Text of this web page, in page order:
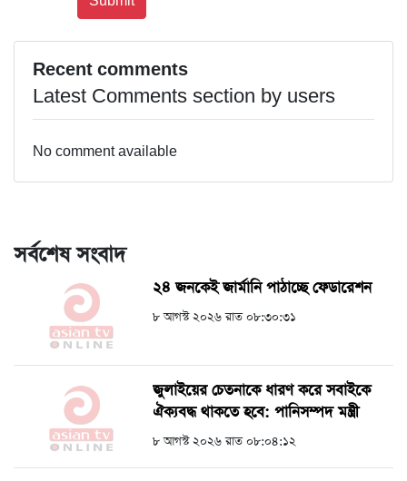
Recent comments
Latest Comments section by users
No comment available
সর্বশেষ সংবাদ
২৪ জনকেই জার্মানি পাঠাচ্ছে ফেডারেশন
৮ আগস্ট ২০২৬ রাত ০৮:৩০:৩১
জুলাইয়ের চেতনাকে ধারণ করে সবাইকে
ঐক্যবদ্ধ থাকতে হবে: পানিসম্পদ মন্ত্রী
৮ আগস্ট ২০২৬ রাত ০৮:০৪:১২